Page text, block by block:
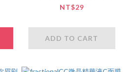
15ml(新包裝)
NT$29
ADD TO CART